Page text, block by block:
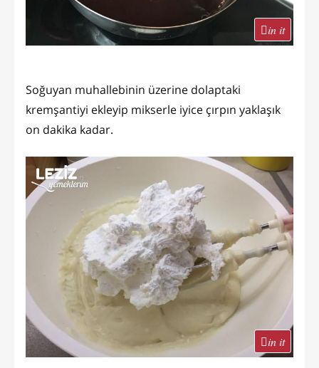
in it
Soğuyan muhallebinin üzerine dolaptaki
kremşantiyi ekleyip mikserle iyice çırpın yaklaşık
on dakika kadar.
in it